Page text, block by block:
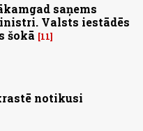
saņems
Valsts iestādēs
šokā
11
notikusi